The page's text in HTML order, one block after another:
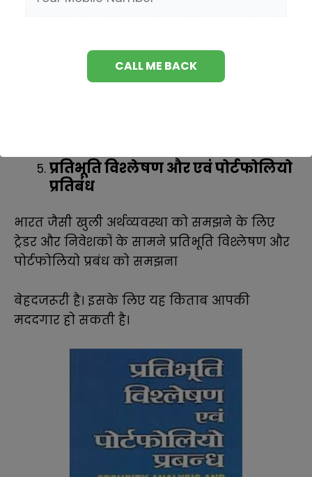
इस किताब में बताया गया है कि कैसे आप अपनी
प्रतिभूति विश्लेषण और एवं पोर्टफोलियो
प्रतिबंध
भारत जैसी खुली अर्थव्यवस्था को समझने के लिए
ट्रेडर और निवेशकों के सामने प्रतिभूति विश्लेषण और
पोर्टफोलियो प्रबंध को समझना
बेहदजरूरी है। इसके लिए यह किताब आपकी
मददगार हो सकती है।